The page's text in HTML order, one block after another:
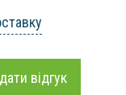
відгук